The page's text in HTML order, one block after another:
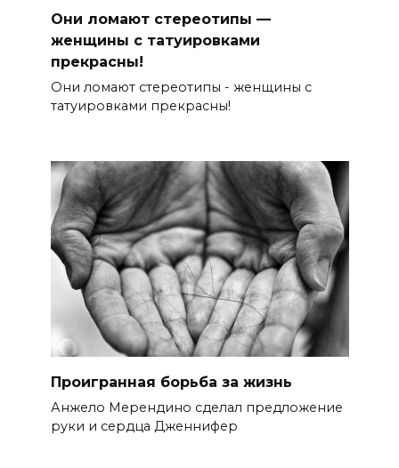
Они ломают стереотипы —
женщины с татуировками
прекрасны!
Они ломают стереотипы - женщины с
татуировками прекрасны!
Проигранная борьба за жизнь
Анжело Мерендино сделал предложение
руки и сердца Дженнифер